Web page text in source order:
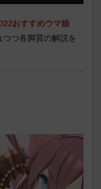
おすすめウマ娘
つ各脚質の解説を